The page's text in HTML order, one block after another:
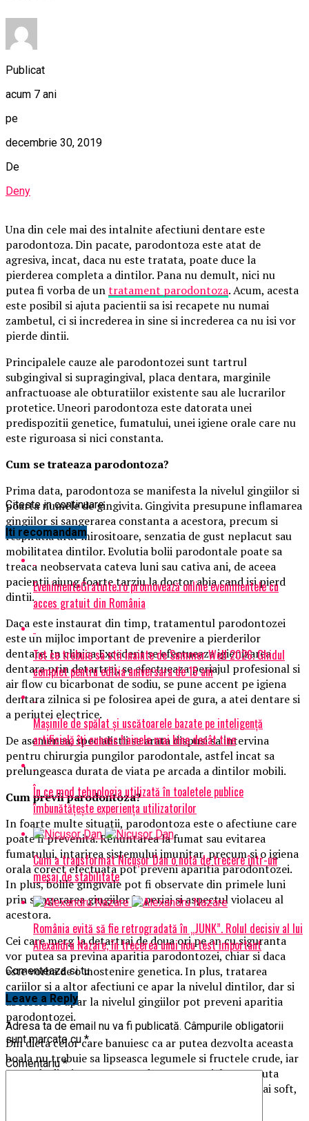
Publicat
acum 7 ani
pe
decembrie 30, 2019
De
Deny
Una din cele mai des intalnite afectiuni dentare este
parodontoza. Din pacate, parodontoza este atat de
agresiva, incat, daca nu este tratata, poate duce la
pierderea completa a dintilor. Pana nu demult, nici nu
putea fi vorba de untratament parodontoza. Acum, acesta
este posibil si ajuta pacientii sa isi recapete nu numai
zambetul, ci si increderea in sine si increderea ca nu isi vor
pierde dintii.
Principalele cauze ale parodontozei sunt tartrul
subgingival si supragingival, placa dentara, marginile
anfractuoase ale obturatiilor existente sau ale lucrarilor
protetice. Uneori parodontoza este datorata unei
predispozitii genetice, fumatului, unei igiene orale care nu
este riguroasa si nici constanta.
Cum se trateaza parodontoza?
Prima data, parodontoza se manifesta la nivelul gingiilor si
poarta numele de gingivita. Gingivita presupune inflamarea
gingiilor si sangerarea constanta a acestora, precum si
respiratia urat mirositoare, senzatia de gust neplacut sau
mobilitatea dintilor. Evolutia bolii parodontale poate sa
treaca neobservata cateva luni sau cativa ani, de aceea
pacientii ajung foarte tarziu la doctor abia cand isi pierd
dintii.
Daca este instaurat din timp, tratamentul parodontozei
este un mijloc important de prevenire a pierderilor
dentare. In clinica Excedent se efectueaza igienizarea
dentara prin detartraj, se efectueaza periajul profesional si
air flow cu bicarbonat de sodiu, se pune accent pe igiena
dentara zilnica si pe folosirea apei de gura, a atei dentare si
a periutei electrice.
De asemenea, specialistii se arata dispusi sa intervina
pentru chirurgia pungilor parodontale, astfel incat sa
prelungeasca durata de viata pe arcada a dintilor mobili.
Cum previi parodontoza?
In foarte multe situatii, parodontoza este o afectiune care
poate fi prevenita. Renuntarea la fumat sau evitarea
fumatului, intarirea sistemului imunitar, precum si o igiena
orala corect efectuata pot preveni aparitia parodontozei.
In plus, bolile gingivale pot fi observate din primele luni
prin sangerarea gingiilor la periaj si aspectul violaceu al
acestora.
Cei care merg la detartraj de doua ori pe an cu siguranta
vor putea sa previna aparitia parodontozei, chiar si daca
este vorba de o mostenire genetica. In plus, tratarea
cariilor si a altor afectiuni ce apar la nivelul dintilor, dar si
abcesele ce apar la nivelul gingiilor pot preveni aparitia
parodontozei.
Din dieta celor care banuiesc ca ar putea dezvolta aceasta
boala nu trebuie sa lipseasca legumele si fructele crude, iar
pasta de dinti este recomandata cea special conceputa
pentru acest tip de afectiune sau o pasta de dinti mai soft,
Citeste in continuare
Iti recomandam
EvenimenteGratuite.ro promovează online evenimentele cu
acces gratuit din România
Tot ce trebuie sa stii inainte de Summer Well 2026. Ghidul
complet pentru editia aniversara de 15 ani
Mașinile de spălat și uscătoarele bazate pe inteligență
artificială îți cunosc hainele mai bine decât tine
În ce mod tehnologia utilizată în toaletele publice
îmbunătățește experiența utilizatorilor
Cum a transformat Nicușor Dan o notă de trecere într-un
mesaj de stabilitate
România evită să fie retrogradată în „JUNK”. Rolul decisiv al lui
Alexandru Nazare, în trecerea unui nou test important
Comenteaza si tu
Leave a Reply
Adresa ta de email nu va fi publicată. Câmpurile obligatorii
sunt marcate cu*
Comentariu*